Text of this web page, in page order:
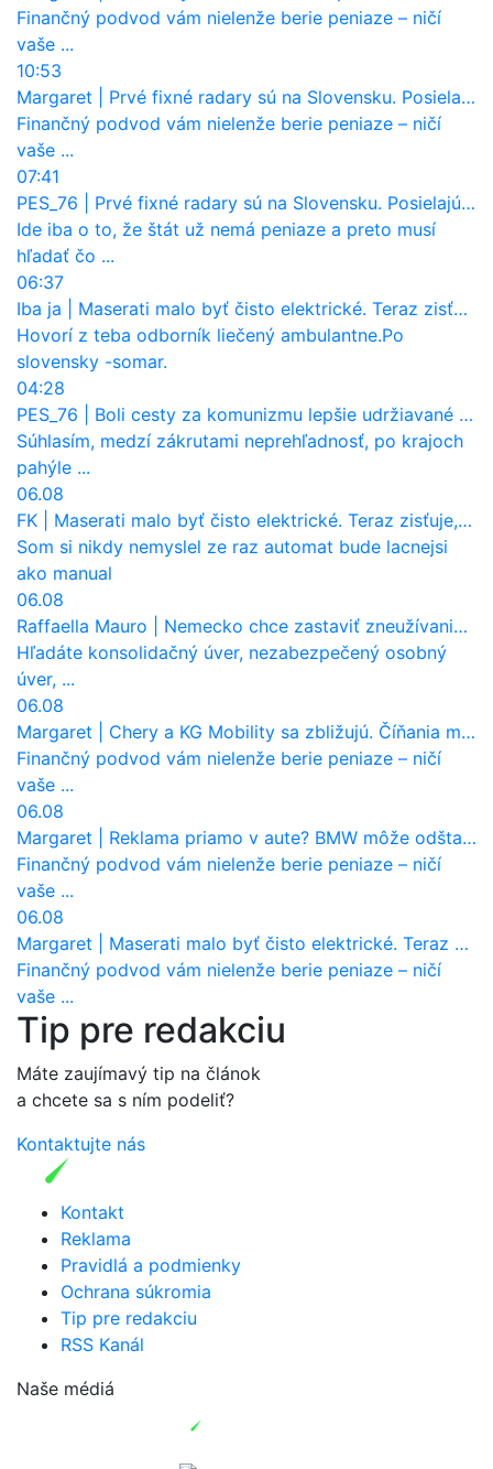
Finančný podvod vám nielenže berie peniaze – ničí
vaše ...
10:53
Margaret
Prvé fixné radary sú na Slovensku. Posielajú už pokuty? Ukáže ich Waze?
Finančný podvod vám nielenže berie peniaze – ničí
vaše ...
07:41
PES_76
Prvé fixné radary sú na Slovensku. Posielajú už pokuty? Ukáže ich Waze?
Ide iba o to, že štát už nemá peniaze a preto musí
hľadať čo ...
06:37
Iba ja
Maserati malo byť čisto elektrické. Teraz zisťuje, že potrebuje nový osemvalcový motor
Hovorí z teba odborník liečený ambulantne.Po
slovensky -somar.
04:28
PES_76
Boli cesty za komunizmu lepšie udržiavané ako dnes?
Súhlasím, medzí zákrutami neprehľadnosť, po krajoch
pahýle ...
06.08
FK
Maserati malo byť čisto elektrické. Teraz zisťuje, že potrebuje nový osemvalcový motor
Som si nikdy nemyslel ze raz automat bude lacnejsi
ako manual
06.08
Raffaella Mauro
Nemecko chce zastaviť zneužívanie dotácií na elektromobily. Pritvrdí pravidlá
Hľadáte konsolidačný úver, nezabezpečený osobný
úver, ...
06.08
Margaret
Chery a KG Mobility sa zbližujú. Číňania môžu získať 10 % bývalého SsangYongu
Finančný podvod vám nielenže berie peniaze – ničí
vaše ...
06.08
Margaret
Reklama priamo v aute? BMW môže odštartovať nový trend
Finančný podvod vám nielenže berie peniaze – ničí
vaše ...
06.08
Margaret
Maserati malo byť čisto elektrické. Teraz zisťuje, že potrebuje nový osemvalcový motor
Finančný podvod vám nielenže berie peniaze – ničí
vaše ...
Tip pre redakciu
Máte zaujímavý tip na článok
a chcete sa s ním podeliť?
Kontaktujte nás
Kontakt
Reklama
Pravidlá a podmienky
Ochrana súkromia
Tip pre redakciu
RSS Kanál
Naše médiá